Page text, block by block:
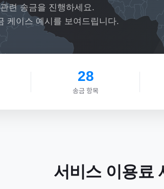
련 송금을 진행하세요.
케이스 예시를 보여드립니다.
28
송금 항목
서비스 이용료